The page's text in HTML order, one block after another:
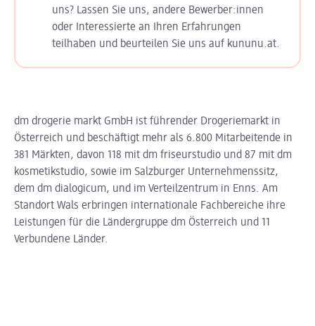
uns? Lassen Sie uns, andere Bewerber:innen
oder Interessierte an Ihren Erfahrungen
teilhaben und beurteilen Sie uns auf kununu.at.
dm drogerie markt GmbH ist führender Drogeriemarkt in
Österreich und beschäftigt mehr als 6.800 Mitarbeitende in
381 Märkten, davon 118 mit dm friseurstudio und 87 mit dm
kosmetikstudio, sowie im Salzburger Unternehmenssitz,
dem dm dialogicum, und im Verteilzentrum in Enns. Am
Standort Wals erbringen internationale Fachbereiche ihre
Leistungen für die Ländergruppe dm Österreich und 11
Verbundene Länder.